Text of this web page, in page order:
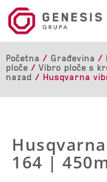
Početna / Građevina /
ploče / Vibro ploče s
nazad / Husqvarna
164 |